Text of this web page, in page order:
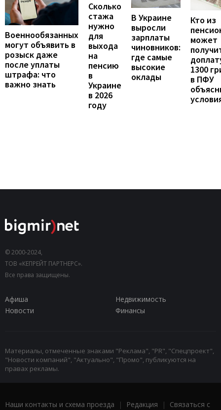
Военнообязанных
могут объявить в
розыск даже
после уплаты
штрафа: что
важно знать
Сколько
стажа
нужно
для
выхода
на
пенсию
в
Украине
в 2026
году
В Украине
выросли
зарплаты
чиновников:
где самые
высокие
оклады
Кто из
может
1300
в ПФУ
© 2000-2024,
ТОВ «КЕПРЕЙТ ПАРТНЕРС».
Все права защищены.
Афиша
Недвижимость
Новости
Финансы
Материалы, отмеченные знаками "Реклама", "PR", "Спецпроект",
"Новости компаний", "Актуально", "Промо", публикуются на
правах рекламы.
Наши контакты и схема проезда | Редакция | Связаться с